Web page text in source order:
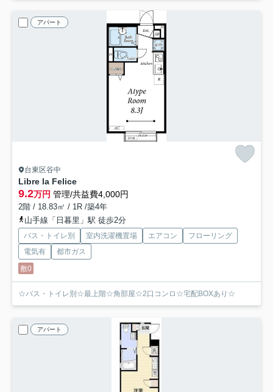
アパート
台東区谷中
Libre la Felice
9.2万円 管理/共益費4,000円
2階 / 18.83㎡ / 1R /築4年
山手線「日暮里」駅 徒歩2分
バス・トイレ別 室内洗濯機置場 エアコン
フローリング
電気有
都市ガス
敷0
☆バス・トイレ別☆最上階☆角部屋☆2口コンロ☆宅配BOXあり☆
アパート